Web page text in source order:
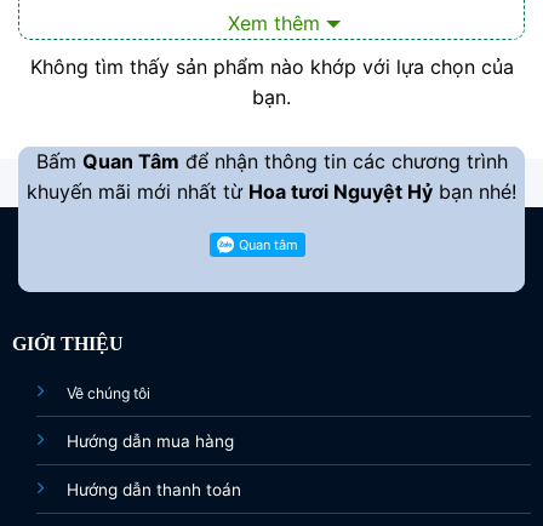
Là những cụm từ khách hàng hay quan tâm tìm
kiếm trên website củaShop hoa tuoiNguyệt Hỷ
Xem thêm
Không tìm thấy sản phẩm nào khớp với lựa chọn của
bạn.
Bấm Quan Tâm để nhận thông tin các chương trình
khuyến mãi mới nhất từ Hoa tươi Nguyệt Hỷ bạn nhé!
GIỚI THIỆU
Về chúng tôi
Hướng dẫn mua hàng
Hướng dẫn thanh toán